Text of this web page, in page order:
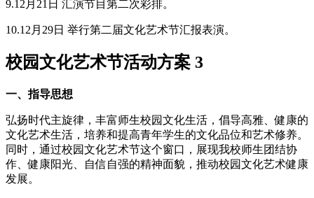
9.12月21日 汇演节目第二次彩排。
10.12月29日 举行第二届文化艺术节汇报表演。
校园文化艺术节活动方案 3
一、指导思想
弘扬时代主旋律，丰富师生校园文化生活，倡导高雅、健康的
文化艺术生活，培养和提高青年学生的文化品位和艺术修养。
同时，通过校园文化艺术节这个窗口，展现我校师生团结协
作、健康阳光、自信自强的精神面貌，推动校园文化艺术健康
发展。